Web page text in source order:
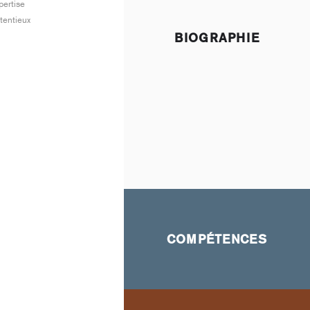
BIOGRAPHIE
COMPÉTENCES